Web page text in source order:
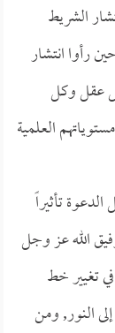
الشريط
رأوا انتشار
عقل وكل
العلمية
تأثيراً
الله عز وجل
تغيير خط
النور, ومن